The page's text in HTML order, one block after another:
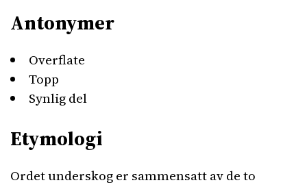
Antonymer
Overflate
Topp
Synlig del
Etymologi
Ordet underskog er sammensatt av de to